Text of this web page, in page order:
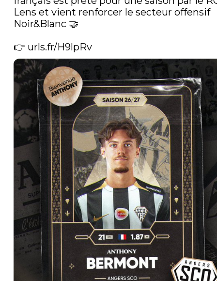
Lens et vient renforcer le secteur offensif
Noir&Blanc 🤝
👉 urls.fr/H9lpRv